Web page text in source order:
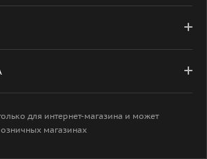
для интернет-магазина и может
магазинах